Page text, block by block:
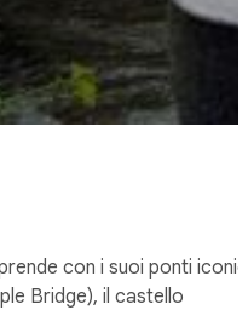
con i suoi ponti
Bridge), il castello